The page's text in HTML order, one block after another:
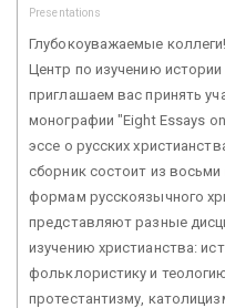
Presentations
Глубокоуважаемые
Центр по изучению
приглашаем вас принять
монографии "Eight Essays
эссе о русских
сборник состоит из
формам русскоязычного
представляют разные
изучению христианства:
фольклористику и
протестантизму,